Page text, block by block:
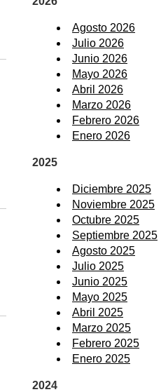
Agosto 2026
Julio 2026
Junio 2026
Mayo 2026
Abril 2026
Marzo 2026
Febrero 2026
Enero 2026
2025
Diciembre 2025
Noviembre 2025
Octubre 2025
Septiembre 2025
Agosto 2025
Julio 2025
Junio 2025
Mayo 2025
Abril 2025
Marzo 2025
Febrero 2025
Enero 2025
2024